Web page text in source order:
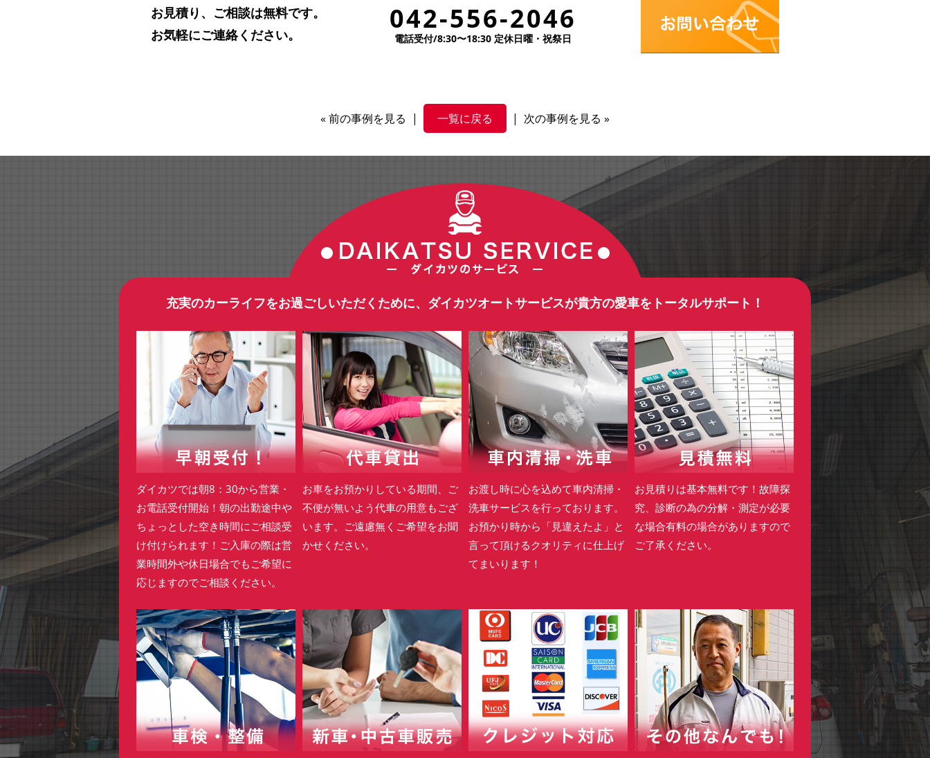
お見積り、ご相談は無料です。
お気軽にご連絡ください。
042-556-2046
電話受付/8:30〜18:30 定休日曜・祝祭日
« 前の事例を見る | 一覧に戻る | 次の事例を見る »
充実のカーライフをお過ごしいただくために、ダイカツオートサービスが貴方の愛車をトータルサポート！
ダイカツでは朝8：30から営業・
お電話受付開始！朝の出勤途中や
ちょっとした空き時間にご相談受
け付けられます！ご入庫の際は営
業時間外や休日場合でもご希望に
応じますのでご相談ください。
お車をお預かりしている期間、ご
不便が無いよう代車の用意もござ
います。ご遠慮無くご希望をお聞
かせください。
お渡し時に心を込めて車内清掃・
洗車サービスを行っております。
お預かり時から「見違えたよ」と
言って頂けるクオリティに仕上げ
てまいります！
お見積りは基本無料です！故障探
究、診断の為の分解・測定が必要
な場合有料の場合がありますので
ご了承ください。